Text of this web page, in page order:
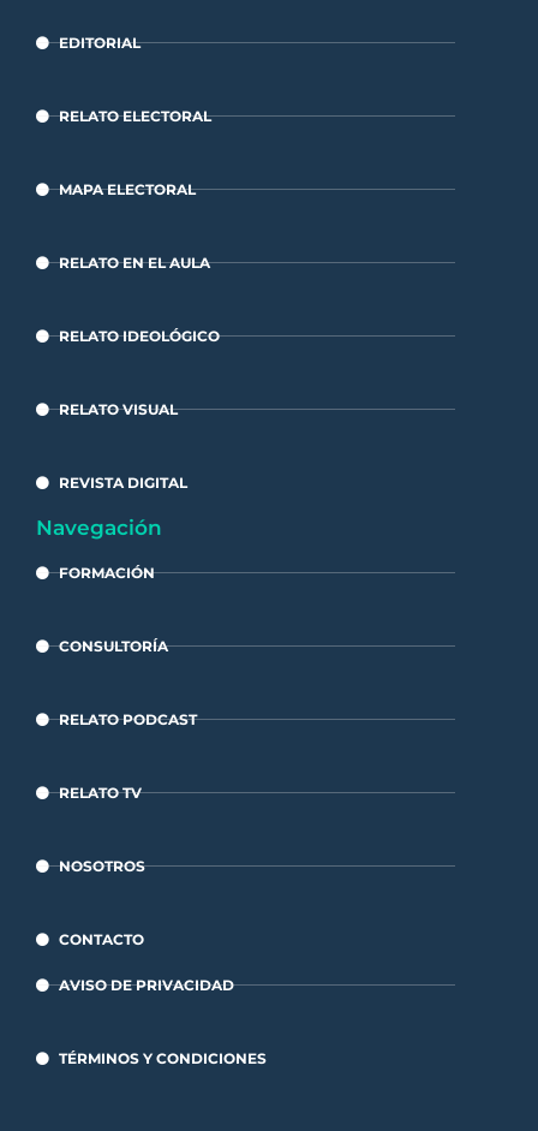
EDITORIAL
RELATO ELECTORAL
MAPA ELECTORAL
RELATO EN EL AULA
RELATO IDEOLÓGICO
RELATO VISUAL
REVISTA DIGITAL
Navegación
FORMACIÓN
CONSULTORÍA
RELATO PODCAST
RELATO TV
NOSOTROS
CONTACTO
AVISO DE PRIVACIDAD
TÉRMINOS Y CONDICIONES